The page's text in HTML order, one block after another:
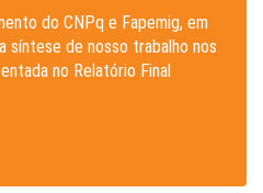
do CNPq e Fapemig, em
síntese de nosso trabalho nos
no Relatório Final